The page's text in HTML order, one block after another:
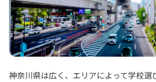
神奈川県は広く、エリアによって学校選